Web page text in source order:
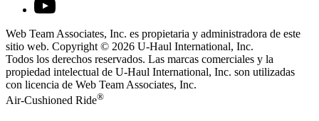
Web Team Associates, Inc. es propietaria y administradora de este
sitio web. Copyright © 2026 U-Haul International, Inc.
Todos los derechos reservados. Las marcas comerciales y la
propiedad intelectual de U-Haul International, Inc. son utilizadas
con licencia de Web Team Associates, Inc.
Air-Cushioned Ride®